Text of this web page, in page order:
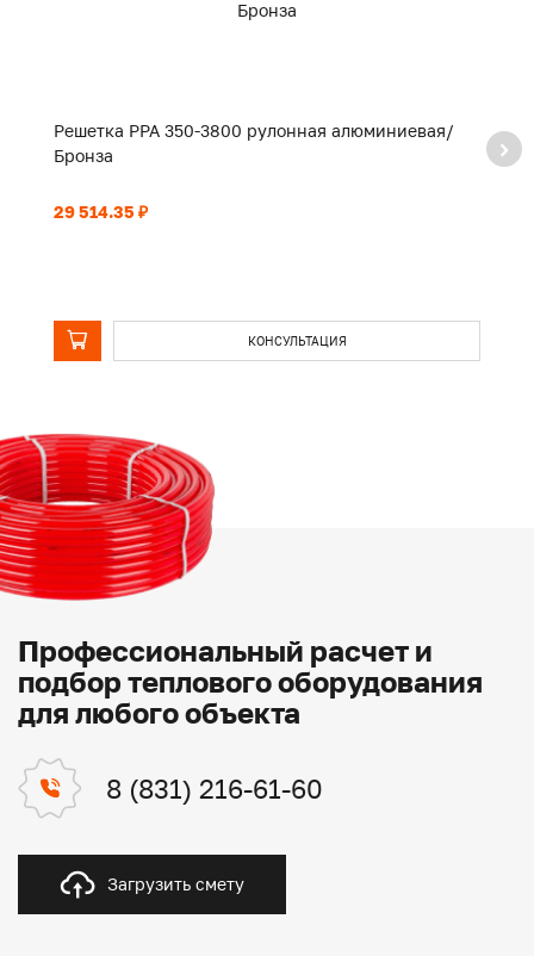
Решетка PPA 350-3800 рулонная алюминиевая/
Бронза
29 514.35 ₽
КОНСУЛЬТАЦИЯ
Профессиональный расчет и
подбор теплового оборудования
для любого объекта
8 (831) 216-61-60
Загрузить смету